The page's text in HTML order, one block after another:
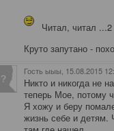
Читал, читал
Круто запутано -
Гость ыыы , 15.08.2015
Никто и никогда не
теперь Мое, потому
Я хожу и беру
жизнь себе и детям.